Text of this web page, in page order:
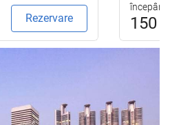
Rezervare 150